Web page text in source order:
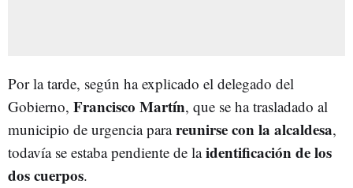
Por la tarde, según ha explicado el delegado del
Gobierno, Francisco Martín, que se ha trasladado al
municipio de urgencia parareunirse con la alcaldesa,
todavía se estaba pendiente de laidentificación de los
dos cuerpos.